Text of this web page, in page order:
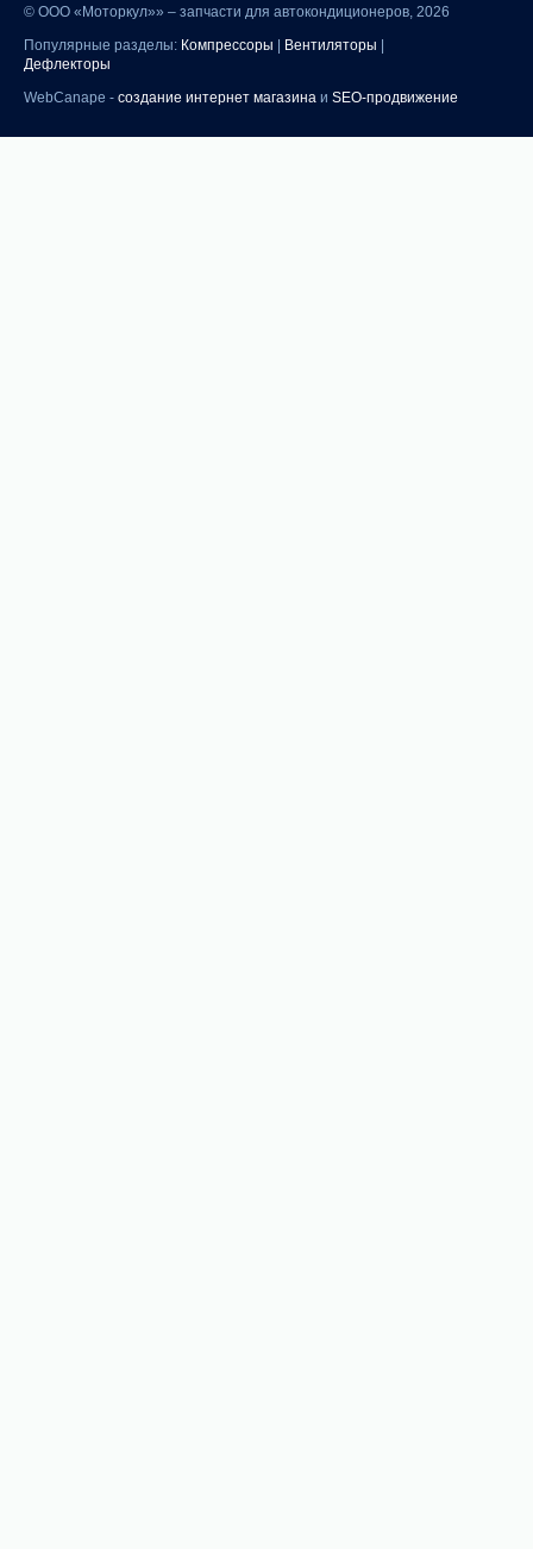
© ООО «Моторкул»» – запчасти для автокондиционеров, 2026
Популярные разделы: Компрессоры Вентиляторы
Дефлекторы
WebCanape - создание интернет магазина и SEO-продвижение